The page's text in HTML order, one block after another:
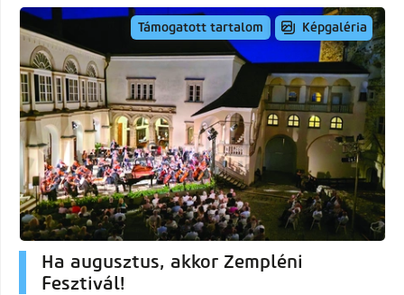
Támogatott tartalom Képgaléria
Ha augusztus, akkor Zempléni
Fesztivál!